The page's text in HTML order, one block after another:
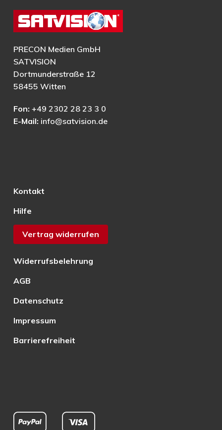
PRECON Medien GmbH
SATVISION
Dortmunderstraße 12
58455 Witten
Fon: +49 2302 28 23 3 0
E-Mail: info@satvision.de
Kontakt
Hilfe
Vertrag widerrufen
Widerrufsbelehrung
AGB
Datenschutz
Impressum
Barrierefreiheit